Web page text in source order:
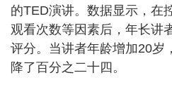
的TED演讲。数据显示，在
观看次数等因素后，年长讲
评分。当讲者年龄增加20岁
降了百分之二十四。